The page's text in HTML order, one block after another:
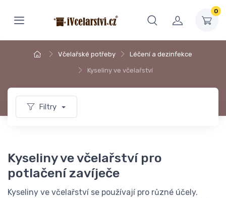
0
Včelařské potřeby Léčení a dezinfekce
Kyseliny ve včelařství
Filtry
Kyseliny ve včelařství pro
potlačení zavíječe
Kyseliny ve včelařství se používají pro různé účely.